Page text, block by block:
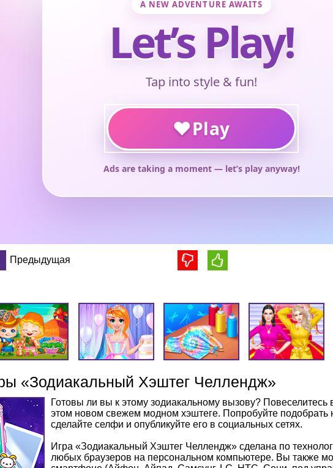
Предыдущая
«Зодиакальный Хэштег Челлендж»
Готовы ли вы к этому зодиакальному вызову? Повеселитесь
этом новом свежем модном хэштеге. Попробуйте подобрать
сделайте селфи и опубликуйте его в социальных сетях.
Игра «Зодиакальный Хэштег Челлендж» сделана по
любых браузеров на персональном компьютере. Вы также